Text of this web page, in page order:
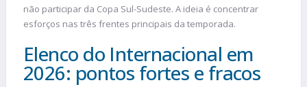
não participar da Copa Sul-Sudeste. A ideia é concentrar
esforços nas três frentes principais da temporada.
Elenco do Internacional em
2026: pontos fortes e fracos